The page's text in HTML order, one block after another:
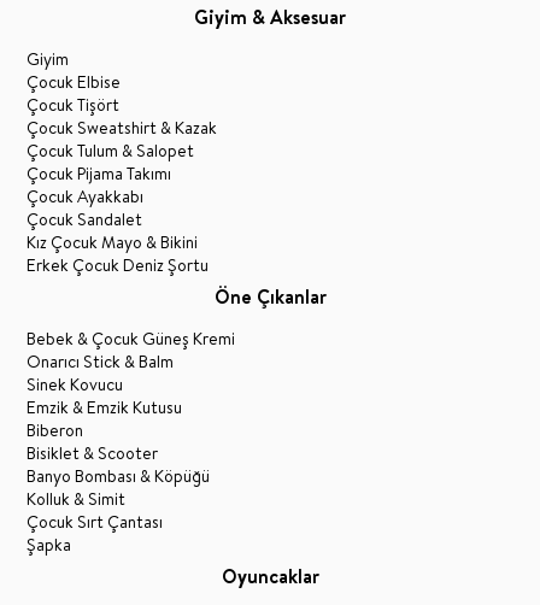
Giyim & Aksesuar
Giyim
Çocuk Elbise
Çocuk Tişört
Çocuk Sweatshirt & Kazak
Çocuk Tulum & Salopet
Çocuk Pijama Takımı
Çocuk Ayakkabı
Çocuk Sandalet
Kız Çocuk Mayo & Bikini
Erkek Çocuk Deniz Şortu
Öne Çıkanlar
Bebek & Çocuk Güneş Kremi
Onarıcı Stick & Balm
Sinek Kovucu
Emzik & Emzik Kutusu
Biberon
Bisiklet & Scooter
Banyo Bombası & Köpüğü
Kolluk & Simit
Çocuk Sırt Çantası
Şapka
Oyuncaklar